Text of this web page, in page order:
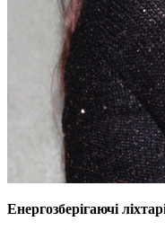
Енергозберігаючі